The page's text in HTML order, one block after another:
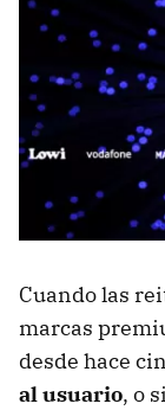
Cuando las
marcas
desde hace
al usuario, o